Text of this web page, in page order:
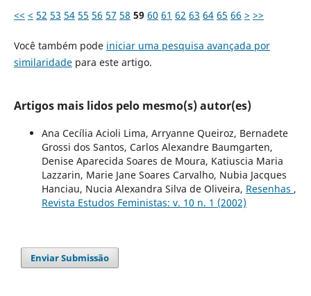
<< < 52 53 54 55 56 57 58 59 60 61 62 63 64 65 66 > >>
Você também pode iniciar uma pesquisa avançada por
similaridadepara este artigo.
Artigos mais lidos pelo mesmo(s) autor(es)
Ana Cecília Acioli Lima, Arryanne Queiroz, Bernadete
Grossi dos Santos, Carlos Alexandre Baumgarten,
Denise Aparecida Soares de Moura, Katiuscia Maria
Lazzarin, Marie Jane Soares Carvalho, Nubia Jacques
Hanciau, Nucia Alexandra Silva de Oliveira, Resenhas ,
Revista Estudos Feministas: v. 10 n. 1 (2002)
Enviar Submissão